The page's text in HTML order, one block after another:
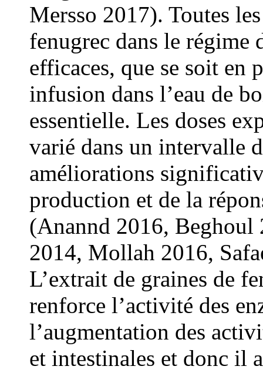
Mersso 2017). Toutes
fenugrec dans le régime
efficaces, que se soit en
infusion dans l’eau de
essentielle. Les doses
varié dans un intervalle
améliorations
production et de la
(Anannd 2016,
2014, Mollah 2016,
L’extrait de graines de
renforce l’activité des
l’augmentation des
et intestinales et donc il